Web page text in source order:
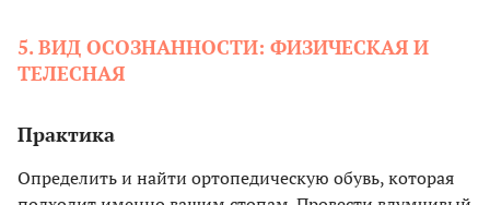
5. ВИД ОСОЗНАННОСТИ: ФИЗИЧЕСКАЯ И
ТЕЛЕСНАЯ
Практика
Определить и найти ортопедическую обувь, которая